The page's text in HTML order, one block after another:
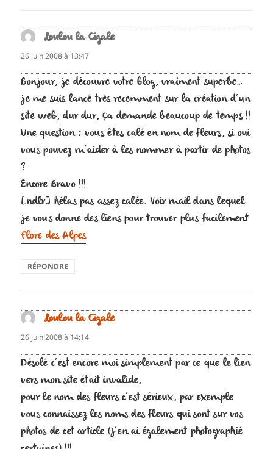
Loulou la Cigaledit :
26 juin 2008 à 13:47
Bonjour, je découvre votre blog, vraiment superbe…
je me suis lancé très recemment sur la création d’un
site web, dur dur, ça demande beaucoup de temps !!
Une question : vous êtes calé en nom de fleurs, si oui
vous pouvez m’aider à les nommer à partir de photos
?
Encore Bravo !!!
[ndlr] hélas pas assez calée. Voir mail dans lequel
je vous donne des liens pour trouver plus facilement
Flore des Alpes
RÉPONDRE
Loulou la Cigaledit :
26 juin 2008 à 14:14
Désolé c’est encore moi simplement par ce que le lien
vers mon site était invalide,
pour le nom des fleurs c’est sérieux, par exemple
vous connaissez les noms des fleurs qui sont sur vos
photos de cet article (j’en ai également photographié